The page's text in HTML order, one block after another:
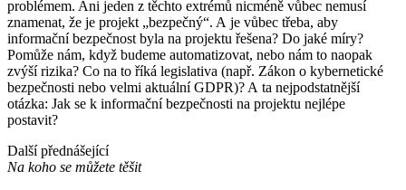
problémem. Ani jeden z těchto extrémů nicméně vůbec nemusí
znamenat, že je projekt „bezpečný“. A je vůbec třeba, aby
informační bezpečnost byla na projektu řešena? Do jaké míry?
Pomůže nám, když budeme automatizovat, nebo nám to naopak
zvýší rizika? Co na to říká legislativa (např. Zákon o kybernetické
bezpečnosti nebo velmi aktuální GDPR)? A ta nejpodstatnější
otázka: Jak se k informační bezpečnosti na projektu nejlépe
postavit?
Další přednášející
Na koho se můžete těšit